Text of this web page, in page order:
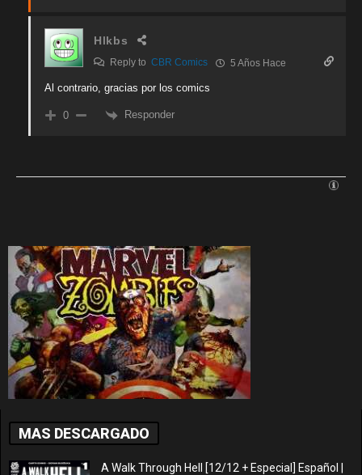
Hlkbs
Reply to CBR Comics 5 Años Hace
Al contrario, gracias por los comics
0 Responder
MAS DESCARGADO
A Walk Through Hell [12/12 + Especial] Español |